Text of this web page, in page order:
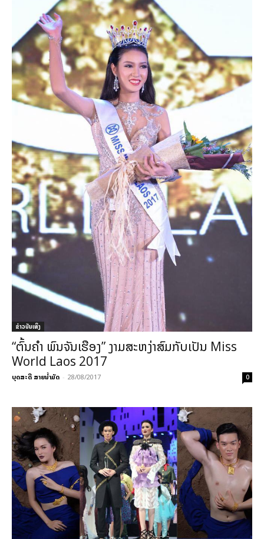
​ຂ່າວບັນເທິງ
“ຕົ້ນຄຳ ພົນຈັນເຮືອງ” ງາມສະຫງ່າສົມກັບເປັນ Miss
World Laos 2017
ບຸດສະດີ ສາຍນ້ຳມັດ - 28/08/2017 0